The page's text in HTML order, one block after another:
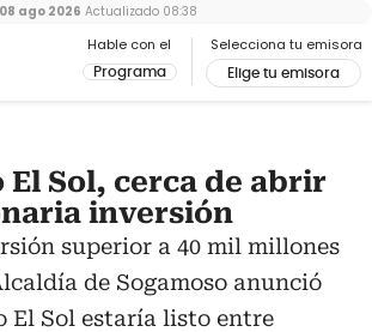
Hable con el
Programa
Selecciona tu emisora
Elige tu emisora
08 ago 2026 Actualizado 08:38
El Sol, cerca de abrir
inversión
superior a 40 mil millones
de Sogamoso anunció
El Sol estaría listo entre